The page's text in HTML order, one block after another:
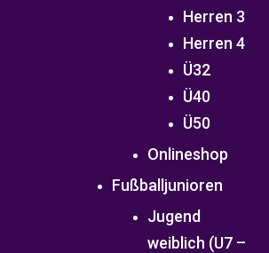
Herren 3
Herren 4
Ü32
Ü40
Ü50
Onlineshop
Fußballjunioren
Jugend
weiblich (U7 –